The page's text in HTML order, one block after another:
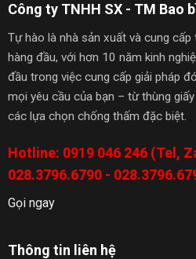
Công ty TNHH SX - TM Bao
Tự hào là nhà sản xuất và cung
hàng đầu, với hơn 10 năm kinh
đầu trong việc cung cấp giải pháp
mọi yêu cầu của bạn – từ thùng
các lựa chọn chống thấm đặc biệt.
Hotline: 0919 046 246 (Tel,
028.3796.6790 -
Gọi ngay
Thông tin liên hệ